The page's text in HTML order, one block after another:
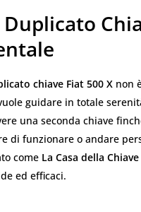
chiave Fiat 500 X non
guidare in totale
una seconda chiave
di funzionare o andare
come La Casa della
ed efficaci.